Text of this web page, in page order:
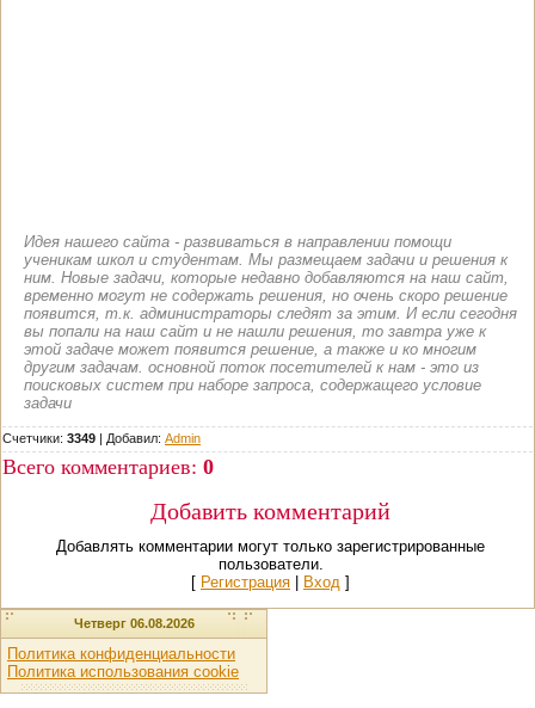
Идея нашего сайта - развиваться в направлении помощи
ученикам школ и студентам. Мы размещаем задачи и решения к
ним. Новые задачи, которые недавно добавляются на наш сайт,
временно могут не содержать решения, но очень скоро решение
появится, т.к. администраторы следят за этим. И если сегодня
вы попали на наш сайт и не нашли решения, то завтра уже к
этой задаче может появится решение, а также и ко многим
другим задачам. основной поток посетителей к нам - это из
поисковых систем при наборе запроса, содержащего условие
задачи
Счетчики: 3349 | Добавил: Admin
Всего комментариев: 0
Добавить комментарий
Добавлять комментарии могут только зарегистрированные
пользователи.
[ Регистрация Вход ]
Четверг 06.08.2026
Политика конфиденциальности
Политика использования cookie